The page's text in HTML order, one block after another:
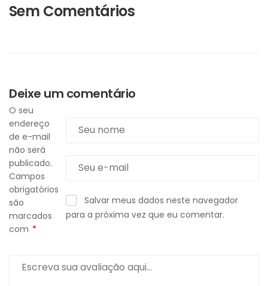
Sem Comentários
Deixe um comentário
O seu
endereço
de e-mail
não será
publicado.
Campos
obrigatórios
são
marcados
com *
Salvar meus dados neste navegador
para a próxima vez que eu comentar.